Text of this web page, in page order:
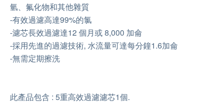
氫、氟化物和其他雜質
-有效過濾高達99%的氯
-濾芯長效過濾達12 個月或 8,000 加侖
-採用先進的過濾技術, 水流量可達每分鐘1.6加侖
-無需定期擦洗
此產品包含 : 5重高效過濾濾芯1個.